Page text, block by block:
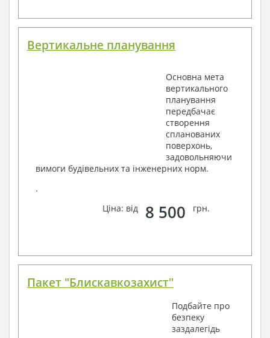
Вертикальне планування
Основна мета
вертикального
планування
передбачає
створення
спланованих
поверхонь,
задовольняючи
вимоги будівельних та інженерних норм.
.
Ціна: від
8 500 грн.
Пакет "Блискавкозахист"
Подбайте про
безпеку
заздалегідь